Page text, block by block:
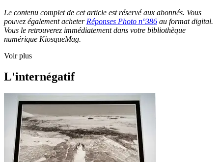
Le contenu complet de cet article est réservé aux abonnés. Vous
pouvez également acheter Réponses Photo n°386 au format digital.
Vous le retrouverez immédiatement dans votre bibliothèque
numérique KiosqueMag.
Voir plus
L'internégatif